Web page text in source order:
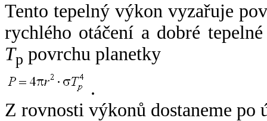
Tento tepelný výkon vyzařuje
rychlého otáčení a dobré
Tp povrchu planetky
.
Z rovnosti výkonů dostaneme po